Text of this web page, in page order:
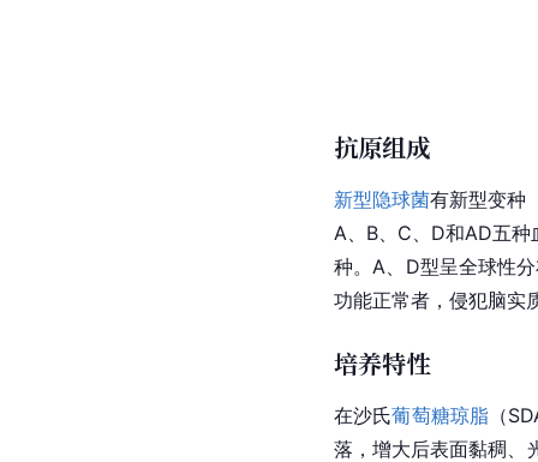
抗原组成
新型隐球菌有新型变
A、B、C、D和AD五种
种。A、D型呈全球性
功能正常者，侵犯脑实
培养特性
在沙氏葡萄糖琼脂 （
落，增大后表面黏稠、